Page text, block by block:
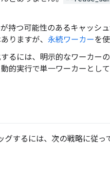
持つ可能性のあるキャッシ
りますが、 永続ワーカーを
るには、明示的なワーカー
的実行で単一ワーカーとし
するには、次の戦略に従っ